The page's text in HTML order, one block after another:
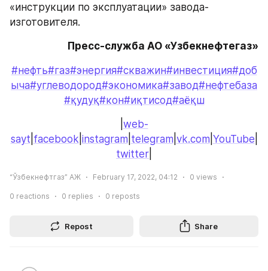
«инструкции по эксплуатации» завода-
изготовителя.
Пресс-служба АО «Узбекнефтегаз»
#нефть#газ#энергия#скважин#инвестиция#доб
ыча#углеводород#экономика#завод#нефтебаза
#қудуқ#кон#иқтисод#аёқш
web-
sayt facebook instagram telegram vk.com YouTube
twitter
“Ўзбекнефтгаз” АЖ February 17, 2022, 04:12 0 views
0 reactions 0 replies 0 reposts
Repost Share